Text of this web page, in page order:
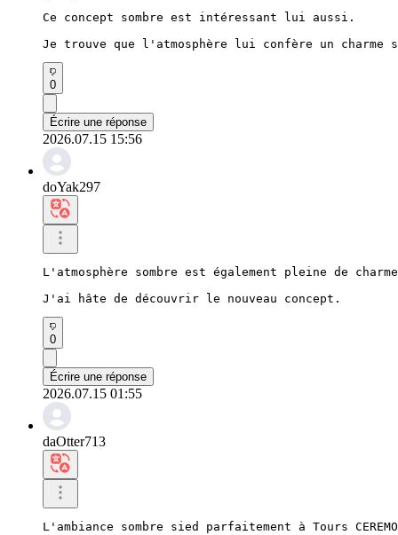
Ce concept sombre est intéressant lui aussi.
Je trouve que l'atmosphère lui confère un charme
0
Écrire une réponse
2026.07.15 15:56
doYak297
L'atmosphère sombre est également pleine de
J'ai hâte de découvrir le nouveau concept.
0
Écrire une réponse
2026.07.15 01:55
daOtter713
L'ambiance sombre sied parfaitement à Tours